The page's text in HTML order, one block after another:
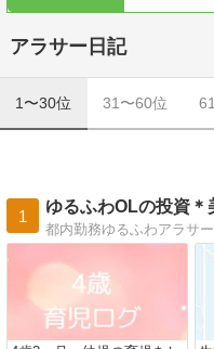
アラサー日記
1〜30位 31〜60位
1
ゆるふわOLの投資＊
都内勤務ゆるふわアラサ